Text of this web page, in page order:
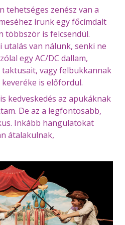
tehetséges zenész van a
írunk egy főcímdalt
többször is felcsendül.
van nálunk, senki ne
egy AC/DC dallam,
taktusait, vagy felbukkannak
is előfordul.
kedveskedés az apukáknak
De az a legfontosabb,
Inkább hangulatokat
átalakulnak,